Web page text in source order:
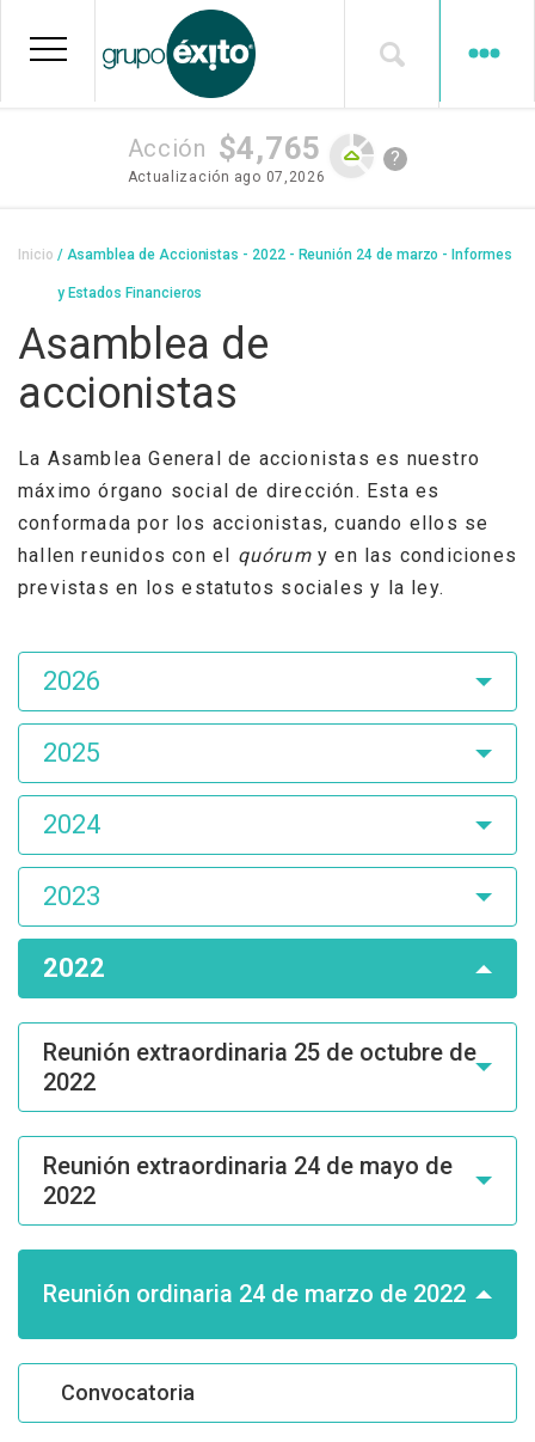
contenido
Acción $4,765
Actualización ago 07,2026
?
Sobrescribir
enlaces
de
a
la
navegación
Inicio Asamblea de Accionistas - 2022 - Reunión 24 de marzo - Informes
y Estados Financieros
Asamblea de
accionistas
La Asamblea General de accionistas es nuestro
máximo órgano social de dirección. Esta es
conformada por los accionistas, cuando ellos se
hallen reunidos con el quórum y en las condiciones
previstas en los estatutos sociales y la ley.
Asamblea
de
Accionistas
2026
2025
2024
2023
2022
Reunión extraordinaria 25 de octubre de
2022
Reunión extraordinaria 24 de mayo de
2022
Reunión ordinaria 24 de marzo de 2022
Convocatoria